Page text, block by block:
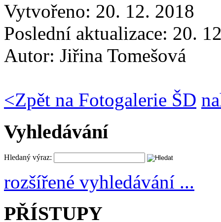
Vytvořeno: 20. 12. 2018
Poslední aktualizace: 20.
Autor: Jiřina Tomešová
<Zpět na Fotogalerie ŠD
Vyhledávání
Hledaný výraz:
rozšířené vyhledávání ...
PŘÍSTUPY